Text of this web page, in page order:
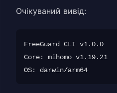
Очікуваний вивід:
FreeGuard CLI v1.0.0
Core: mihomo v1.19.21